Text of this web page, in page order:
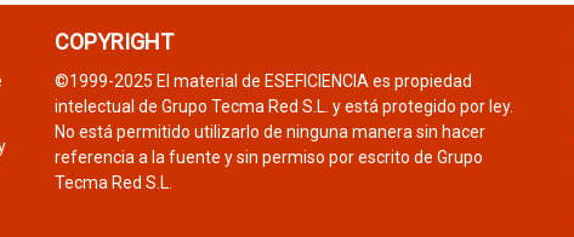
COPYRIGHT
©1999-2025 El material de ESEFICIENCIA es propiedad
intelectual de Grupo Tecma Red S.L. y está protegido por ley.
No está permitido utilizarlo de ninguna manera sin hacer
referencia a la fuente y sin permiso por escrito de Grupo
Tecma Red S.L.